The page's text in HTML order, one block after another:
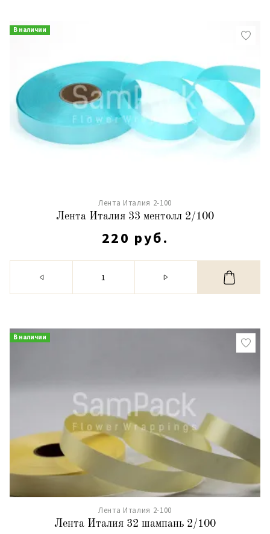
В наличии
Лента Италия 2-100
Лента Италия 33 ментолл 2/100
220 руб.
В наличии
Лента Италия 2-100
Лента Италия 32 шампань 2/100